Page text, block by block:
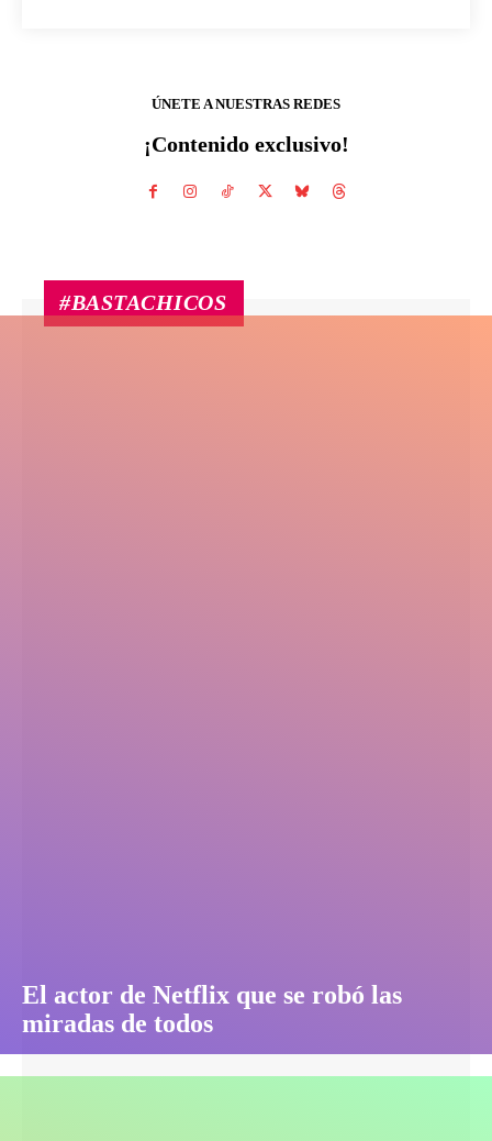
ÚNETE A NUESTRAS REDES
¡Contenido exclusivo!
#BASTACHICOS
El actor de Netflix que se robó las
miradas de todos